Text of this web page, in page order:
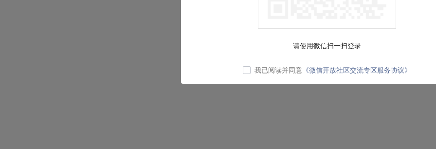
请使用微信扫一扫登录
我已阅读并同意 《微信开放社区交流专区服务协议》